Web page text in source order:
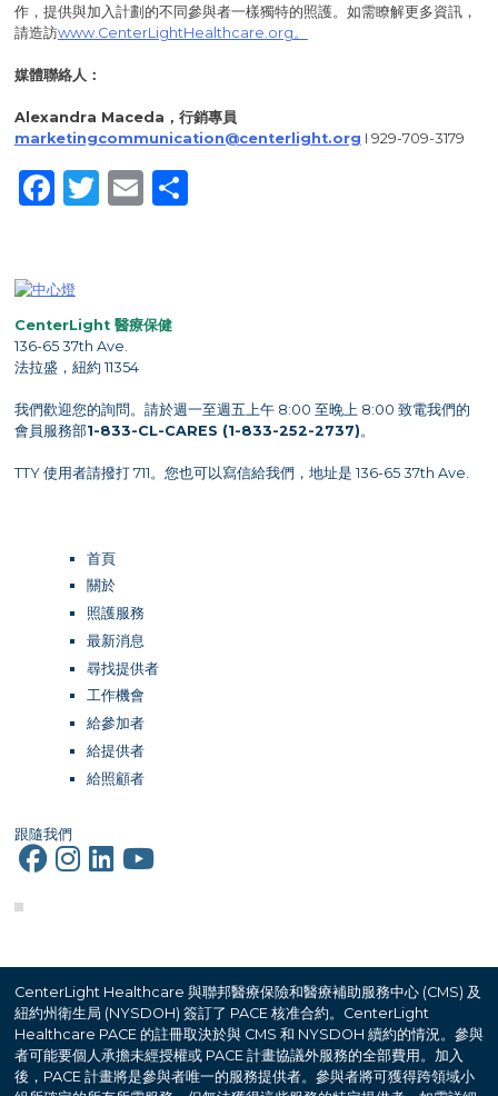
作，提供與加入計劃的不同參與者一樣獨特的照護。如需瞭解更多資訊，
請造訪www.CenterLightHealthcare.org。
媒體聯絡人：
Alexandra Maceda，行銷專員
marketingcommunication@centerlight.org I 929-709-3179
Facebook
Twitter
EmailShare
CenterLight 醫療保健
136-65 37th Ave.
法拉盛，紐約 11354
我們歡迎您的詢問。請於週一至週五上午 8:00 至晚上 8:00 致電我們的
會員服務部1-833-CL-CARES (1-833-252-2737) 。
TTY 使用者請撥打 711。您也可以寫信給我們，地址是 136-65 37th Ave.
首頁
關於
照護服務
最新消息
尋找提供者
工作機會
給參加者
給提供者
給照顧者
跟隨我們
CenterLight Healthcare 與聯邦醫療保險和醫療補助服務中心 (CMS) 及
紐約州衛生局 (NYSDOH) 簽訂了 PACE 核准合約。CenterLight
Healthcare PACE 的註冊取決於與 CMS 和 NYSDOH 續約的情況。參與
者可能要個人承擔未經授權或 PACE 計畫協議外服務的全部費用。加入
後，PACE 計畫將是參與者唯一的服務提供者。參與者將可獲得跨領域小